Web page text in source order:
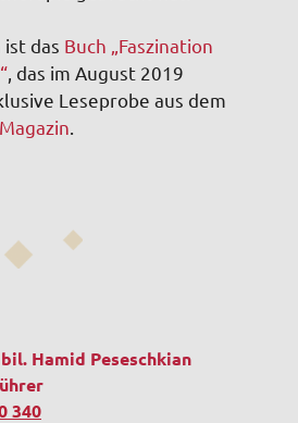
das Buch „Faszination
, das im August 2019
Leseprobe aus dem
Magazin
Hamid Peseschkian
340